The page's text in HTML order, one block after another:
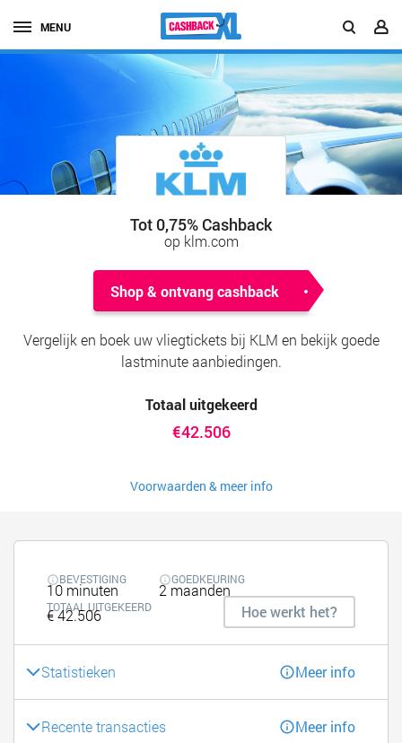
MENU
Tot 0,75% Cashback
op klm.com
Shop & ontvang cashback
Vergelijk en boek uw vliegtickets bij KLM en bekijk goede
lastminute aanbiedingen.
Totaal uitgekeerd
€42.506
Voorwaarden & meer info
BEVESTIGING
10 minuten
GOEDKEURING
2 maanden
TOTAAL UITGEKEERD
€ 42.506 Hoe werkt het?
Statistieken Meer info
Recente transacties Meer info